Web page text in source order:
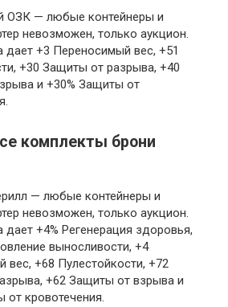
ОЗК — любые контейнеры и
невозможен, только аукцион.
дает +3 Переносимый вес, +51
+30 Защиты от разрыва, +40
и +30% Защиты от
комплекты брони
— любые контейнеры и
невозможен, только аукцион.
дает +4% Регенерация здоровья,
выносливости, +4
вес, +68 Пулестойкости, +72
+62 Защиты от взрыва и
от кровотечения.